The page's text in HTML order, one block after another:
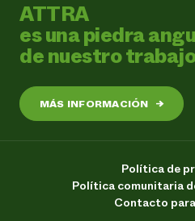
ATTRA
es una piedra
de nuestro
MÁS INFORMACIÓN →
Política de
Política comunitaria
Contacto